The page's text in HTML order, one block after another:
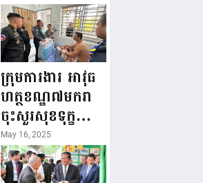
កំណើតនគរបាល
ជាតិកម្ពុជា “១៦
ឧសភា ១៩៤៥ ~
១៦ ឧសភា
២០២៥”...
ក្រុមការងារ អាវុធ
ហត្ថខណ្ឌ៧មករា
ចុះសួរសុខទុក្ខ
សមាជិក ដែលជួប
គ្រោះថ្នាក់
ចរាចរណ៍ កំពុង
May 16, 2025